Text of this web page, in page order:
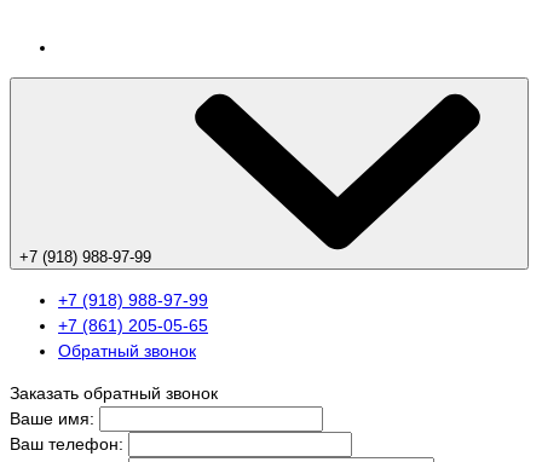
+7 (918) 988-97-99
+7 (918) 988-97-99
+7 (861) 205-05-65
Обратный звонок
Заказать обратный звонок
Ваше имя:
Ваш телефон: